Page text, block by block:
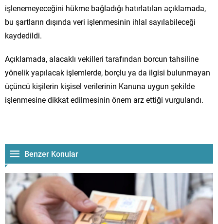
işlenemeyeceğini hükme bağladığı hatırlatılan açıklamada,
bu şartların dışında veri işlenmesinin ihlal sayılabileceği
kaydedildi.
Açıklamada, alacaklı vekilleri tarafından borcun tahsiline
yönelik yapılacak işlemlerde, borçlu ya da ilgisi bulunmayan
üçüncü kişilerin kişisel verilerinin Kanuna uygun şekilde
işlenmesine dikkat edilmesinin önem arz ettiği vurgulandı.
Benzer Konular